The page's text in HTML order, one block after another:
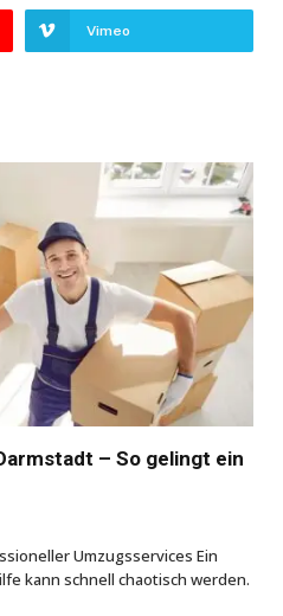
Vimeo
– So gelingt ein
Umzugsservices Ein
kann schnell chaotisch werden.